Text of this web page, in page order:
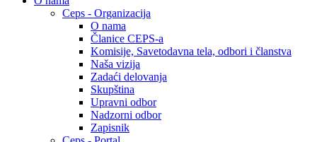
Ceps - Organizacija
O nama
Članice CEPS-a
Komisije, Savetodavna tela, odbori i članstva
Naša vizija
Zadaći delovanja
Skupština
Upravni odbor
Nadzorni odbor
Zapisnik